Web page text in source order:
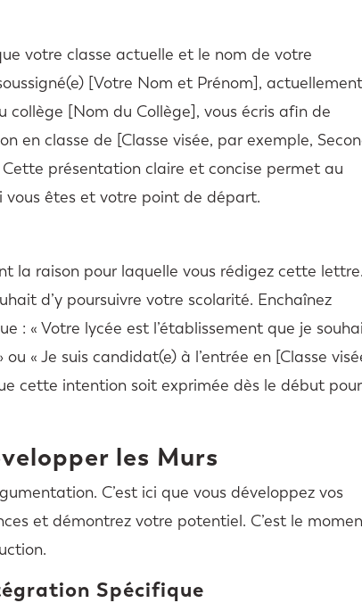
votre classe actuelle et le nom de votre
[Votre Nom et Prénom], actuellement
collège [Nom du Collège], vous écris afin de
en classe de [Classe visée, par exemple,
présentation claire et concise permet au
êtes et votre point de départ.
la raison pour laquelle vous rédigez cette
d’y poursuivre votre scolarité. Enchaînez
: « Votre lycée est l’établissement que je
« Je suis candidat(e) à l’entrée en [Classe
cette intention soit exprimée dès le début pour
les Murs
C’est ici que vous développez vos
et démontrez votre potentiel. C’est le
Spécifique